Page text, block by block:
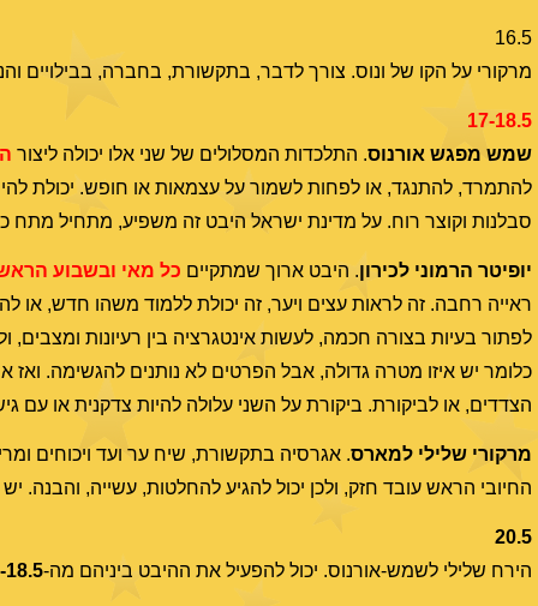
16.5
מרקורי על הקו של ונוס. צורך לדבר, בתקשורת, בחברה, בבילויים
17-18.5
שמש מפגש אורנוס. התלכדות המסלולים של שני אלו יכולה ליצור
להתמרד, להתנגד, או לפחות לשמור על עצמאות או חופש. יכולת
סבלנות וקוצר רוח. על מדינת ישראל היבט זה משפיע, מתחיל מתח
יופיטר הרמוני לכירון. היבט ארוך שמתקיים כל מאי ובשבוע
ראייה רחבה. זה לראות עצים ויער, זה יכולת ללמוד משהו חדש, או
לפתור בעיות בצורה חכמה, לעשות אינטגרציה בין רעיונות ומצבים,
כלומר יש איזו מטרה גדולה, אבל הפרטים לא נותנים להגשימה.
הצדדים, או לביקורת. ביקורת על השני עלולה להיות צדקנית או
מרקורי שלילי למארס. אגרסיה בתקשורת, שיח ער ועד ויכוחים
החיובי הראש עובד חזק, ולכן יכול להגיע להחלטות, עשייה, והבנה.
20.5
הירח שלילי לשמש-אורנוס. יכול להפעיל את ההיבט ביניהם מה-18.5